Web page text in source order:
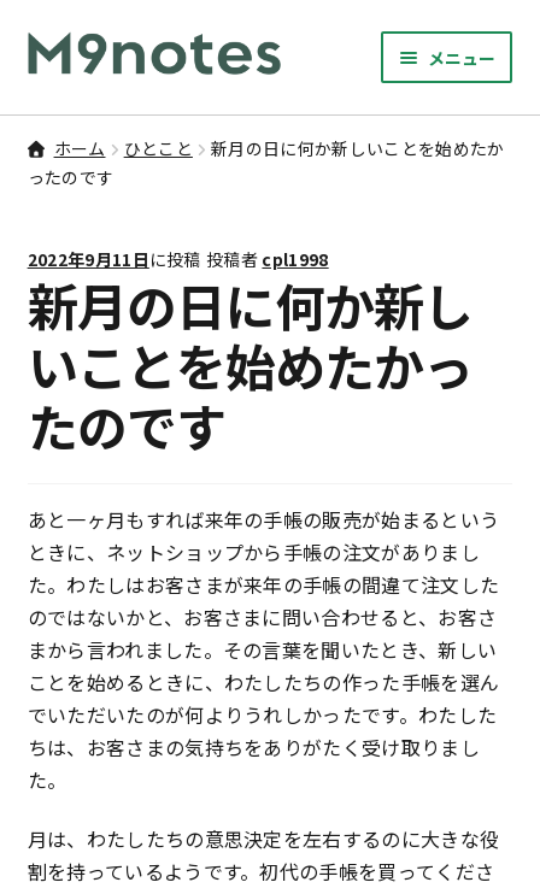
ナ
ビ
ゲ
ー
シ
へ
ス
キ
ッ
プ
コ
ン
テ
ン
ツ
キ
ッ
プ
メニュー
9マスノート
サ
ブ
書籍・文具・雑貨
研修
M9notesのこと
お問い合わせ
アカウント
ご利用案内
特定商取引法に基づく表記
プライバシーポリシー
ホーム ひとこと
新月の日に何か新しいことを始めたか
ったのです
2022年9月11日 に投稿 投稿者 cpl1998
新月の日に何か新し
いことを始めたかっ
たのです
あと一ヶ月もすれば来年の手帳の販売が始まるという
ときに、ネットショップから手帳の注文がありまし
た。わたしはお客さまが来年の手帳の間違て注文した
のではないかと、お客さまに問い合わせると、お客さ
まから言われました。その言葉を聞いたとき、新しい
ことを始めるときに、わたしたちの作った手帳を選ん
でいただいたのが何よりうれしかったです。わたした
ちは、お客さまの気持ちをありがたく受け取りまし
た。
月は、わたしたちの意思決定を左右するのに大きな役
割を持っているようです。初代の手帳を買ってくださ